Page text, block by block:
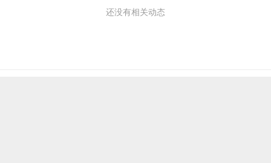
还没有相关动态